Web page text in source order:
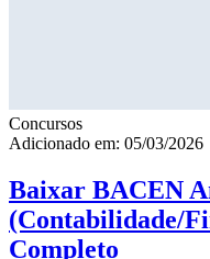
Concursos
Adicionado em: 05/03/2026
Baixar BACEN
(Contabilidade/
Completo